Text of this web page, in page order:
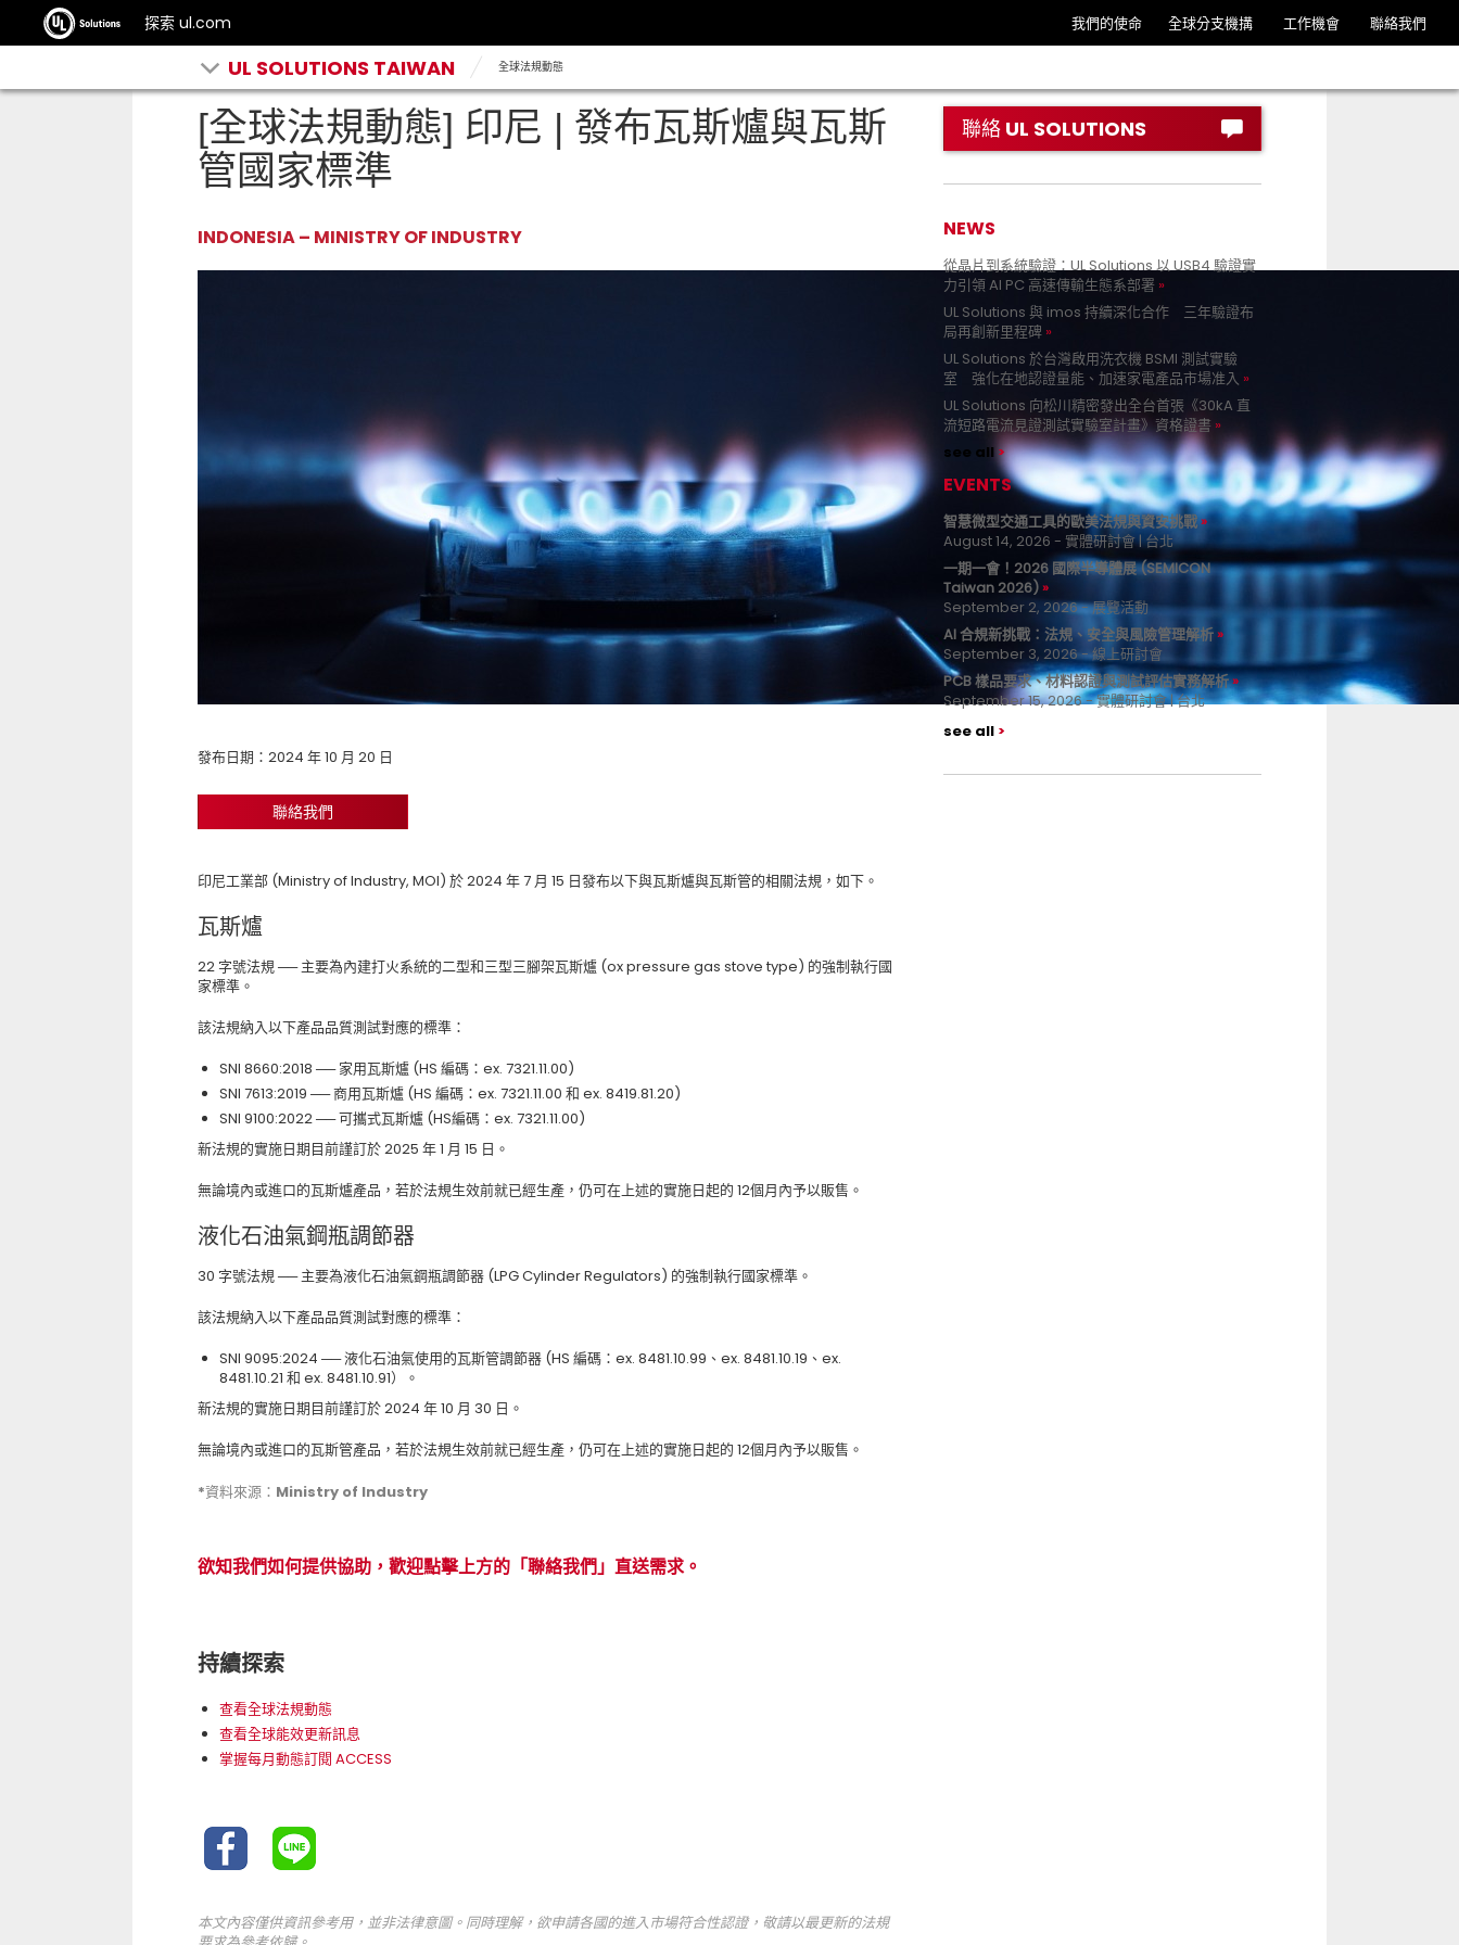
探索 ul.com 我們的使命 全球分支機搆 工作機會 聯絡我們
UL SOLUTIONS TAIWAN 全球法規動態
[全球法規動態] 印尼 | 發布瓦斯爐與瓦斯
管國家標準
INDONESIA – MINISTRY OF INDUSTRY
發布日期：2024 年 10 月 20 日
聯絡我們
印尼工業部 (Ministry of Industry, MOI) 於 2024 年 7 月 15 日發布以下與瓦斯爐與瓦斯管的相關法規，如下。
瓦斯爐
22 字號法規 ── 主要為內建打火系統的二型和三型三腳架瓦斯爐 (ox pressure gas stove type) 的強制執行國
家標準。
該法規納入以下產品品質測試對應的標準：
SNI 8660:2018 ── 家用瓦斯爐 (HS 編碼：ex. 7321.11.00)
SNI 7613:2019 ── 商用瓦斯爐 (HS 編碼：ex. 7321.11.00 和 ex. 8419.81.20)
SNI 9100:2022 ── 可攜式瓦斯爐 (HS編碼：ex. 7321.11.00)
新法規的實施日期目前謹訂於 2025 年 1 月 15 日。
無論境內或進口的瓦斯爐產品，若於法規生效前就已經生產，仍可在上述的實施日起的 12個月內予以販售。
液化石油氣鋼瓶調節器
30 字號法規 ── 主要為液化石油氣鋼瓶調節器 (LPG Cylinder Regulators) 的強制執行國家標準。
該法規納入以下產品品質測試對應的標準：
SNI 9095:2024 ── 液化石油氣使用的瓦斯管調節器 (HS 編碼：ex. 8481.10.99、ex. 8481.10.19、ex.
8481.10.21 和 ex. 8481.10.91）。
新法規的實施日期目前謹訂於 2024 年 10 月 30 日。
無論境內或進口的瓦斯管產品，若於法規生效前就已經生產，仍可在上述的實施日起的 12個月內予以販售。
*資料來源：Ministry of Industry
欲知我們如何提供協助，歡迎點擊上方的「聯絡我們」直送需求。
持續探索
查看全球法規動態
查看全球能效更新訊息
掌握每月動態訂閱 ACCESS
本文內容僅供資訊參考用，並非法律意圖。同時理解，欲申請各國的進入市場符合性認證，敬請以最更新的法規
聯絡 UL SOLUTIONS
NEWS
從晶片到系統驗證：UL Solutions 以 USB4 驗證實
力引領 AI PC 高速傳輸生態系部署
UL Solutions 與 imos 持續深化合作 三年驗證布
局再創新里程碑
UL Solutions 於台灣啟用洗衣機 BSMI 測試實驗
室 強化在地認證量能、加速家電產品市場准入
UL Solutions 向松川精密發出全台首張《30kA 直
流短路電流見證測試實驗室計畫》資格證書
see all
EVENTS
智慧微型交通工具的歐美法規與資安挑戰
August 14, 2026 - 實體研討會 | 台北
一期一會！2026 國際半導體展 (SEMICON
Taiwan 2026)
September 2, 2026 - 展覽活動
AI 合規新挑戰：法規、安全與風險管理解析
September 3, 2026 - 線上研討會
PCB 樣品要求、材料認證與測試評估實務解析
September 15, 2026 - 實體研討會 | 台北
see all